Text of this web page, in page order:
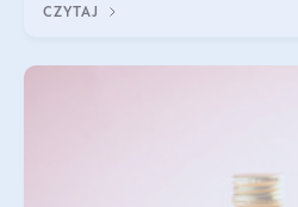
CZYTAJ